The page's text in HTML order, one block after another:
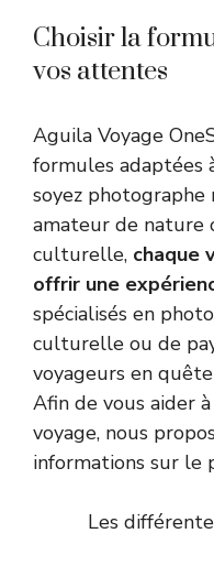
Choisir la
vos attentes
Aguila Voyage
formules adaptées
soyez photographe
amateur de nature
culturelle, chaque
offrir une
spécialisés en
culturelle ou de
voyageurs en
Afin de vous aider
voyage, nous
informations sur le
Les